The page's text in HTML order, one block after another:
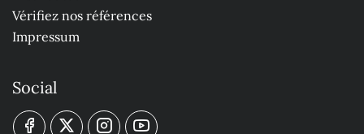
Vérifiez nos références
Impressum
Social